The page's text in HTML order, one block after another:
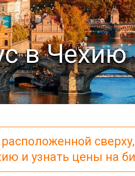
в Чехию
и узнать цены на